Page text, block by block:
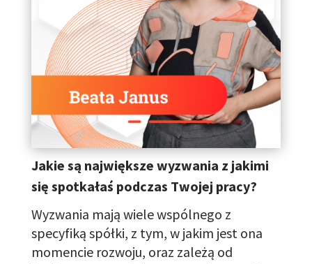
Jakie są największe wyzwania z jakimi
się spotkałaś podczas Twojej pracy?
Wyzwania mają wiele wspólnego z
specyfiką spółki, z tym, w jakim jest ona
momencie rozwoju, oraz zależą od